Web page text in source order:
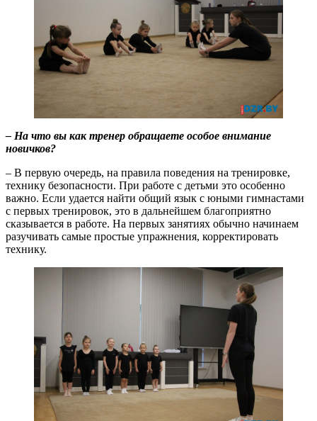
– На что вы как тренер обращаете особое внимание
новичков?
– В первую очередь, на правила поведения на тренировке,
технику безопасности. При работе с детьми это особенно
важно. Если удается найти общий язык с юными гимнастами
с первых тренировок, это в дальнейшем благоприятно
сказывается в работе. На первых занятиях обычно начинаем
разучивать самые простые упражнения, корректировать
технику.